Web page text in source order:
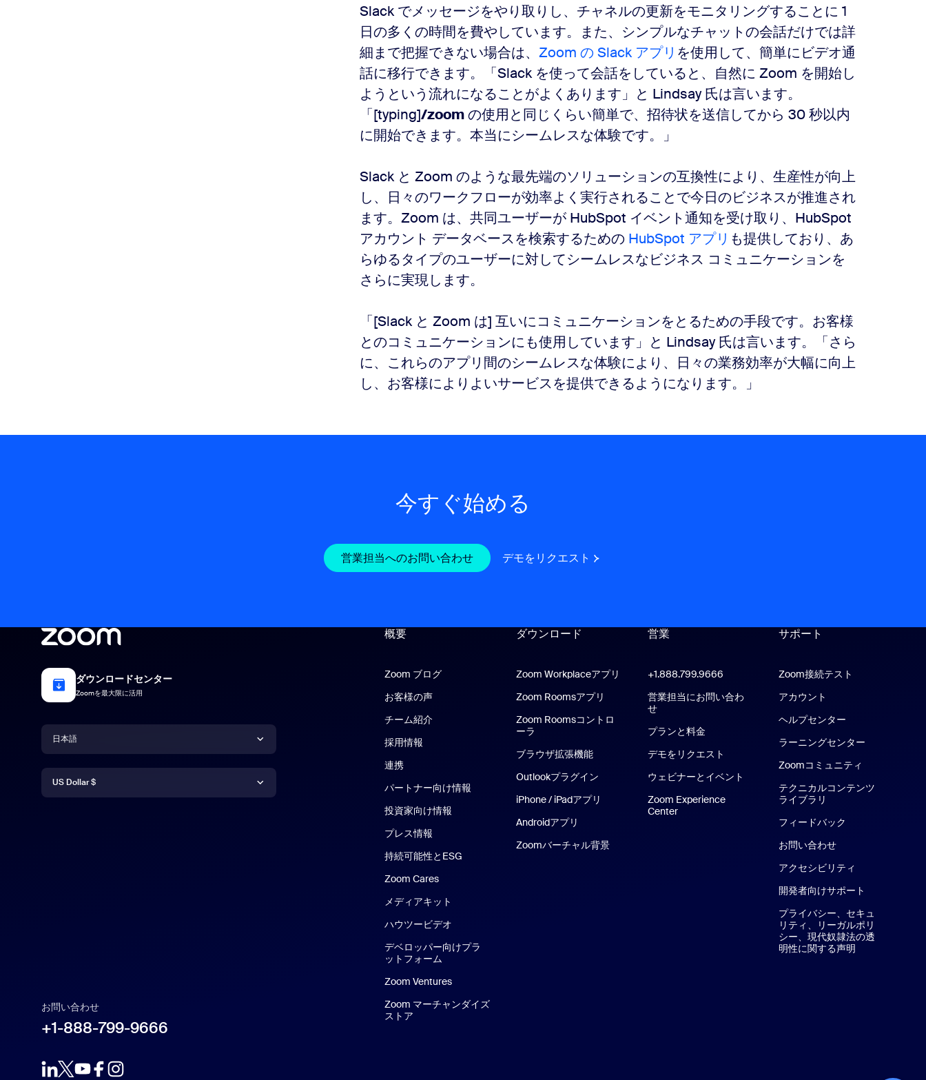
Slack でメッセージをやり取りし、チャネルの更新をモニタリングすることに 1
日の多くの時間を費やしています。また、シンプルなチャットの会話だけでは詳
細まで把握できない場合は、Zoom の Slack アプリ を使用して、簡単にビデオ通
話に移行できます。「Slack を使って会話をしていると、自然に Zoom を開始し
ようという流れになることがよくあります」と Lindsay 氏は言います。
「[typing]/zoomの使用と同じくらい簡単で、招待状を送信してから 30 秒以内
に開始できます。本当にシームレスな体験です。」
Slack と Zoom のような最先端のソリューションの互換性により、生産性が向上
し、日々のワークフローが効率よく実行されることで今日のビジネスが推進され
ます。Zoom は、共同ユーザーが HubSpot イベント通知を受け取り、HubSpot
アカウント データベースを検索するための HubSpot アプリ も提供しており、あ
らゆるタイプのユーザーに対してシームレスなビジネス コミュニケーションを
さらに実現します。
「[Slack と Zoom は] 互いにコミュニケーションをとるための手段です。お客様
とのコミュニケーションにも使用しています」と Lindsay 氏は言います。「さら
に、これらのアプリ間のシームレスな体験により、日々の業務効率が大幅に向上
し、お客様によりよいサービスを提供できるようになります。」
今すぐ始める
営業担当へのお問い合わせ 営業担当へのお問い合わせ
デモをリクエスト デモをリクエスト
ダウンロードセンター
Zoomを最大限に活用
言語
日本語
Deutsch
한국어
通貨
US Dollar $
お問い合わせ
+1-888-799-9666
概要
Zoom ブログ
お客様の声
チーム紹介
採用情報
連携
パートナー向け情報
投資家向け情報
プレス情報
持続可能性とESG
Zoom Cares
メディアキット
ハウツービデオ
デベロッパー向けプラ
ットフォーム
Zoom Ventures
Zoom マーチャンダイズ
ストア
ダウンロード
Zoom Workplaceアプリ
Zoom Workplaceアプリ
Zoom Roomsアプリ
Zoom Roomsアプリ
Zoom Roomsコントロ
ーラ
ブラウザ拡張機能
Outlookプラグイン
iPhone / iPadアプリ
iPhone / iPadアプリ
Androidアプリ
Zoomバーチャル背景
営業
+1.888.799.9666 クリックで発信
営業担当にお問い合わ
せ
プランと料金
デモをリクエスト
ウェビナーとイベント
Zoom Experience
CenterZoom Experience Center
サポート
サポート
Zoom接続テスト
アカウント
ヘルプセンター
ラーニングセンター
Zoomコミュニティ
テクニカルコンテンツ
ライブラリ
フィードバック
お問い合わせ
アクセシビリティ
開発者向けサポート
プライバシー、セキュ
リティ、リーガルポリ
シー、現代奴隷法の透
明性に関する声明